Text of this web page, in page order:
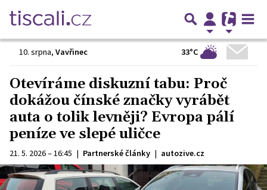
10. srpna, Vavřinec 33°C
Otevíráme diskuzní tabu: Proč
dokážou čínské značky vyrábět
auta o tolik levněji? Evropa pálí
peníze ve slepé uličce
21. 5. 2026 – 16:45 | Partnerské články | autozive.cz